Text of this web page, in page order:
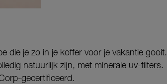
die je zo in je koffer voor je vakantie gooit.
natuurlijk zijn, met minerale uv-filters.
gecertificeerd.